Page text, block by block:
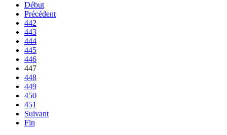
Début
Précédent
442
443
444
445
446
447
448
449
450
451
Suivant
Fin